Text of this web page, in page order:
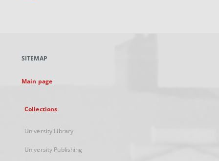
new
SITEMAP
Main page
Collections
University Library
University Publishing